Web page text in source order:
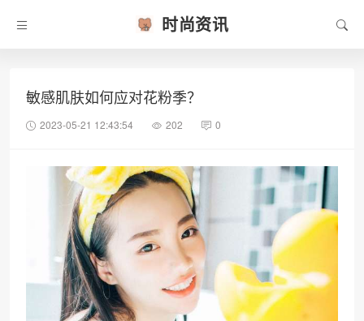
时尚资讯
敏感肌肤如何应对花粉季？
2023-05-21 12:43:54 202 0